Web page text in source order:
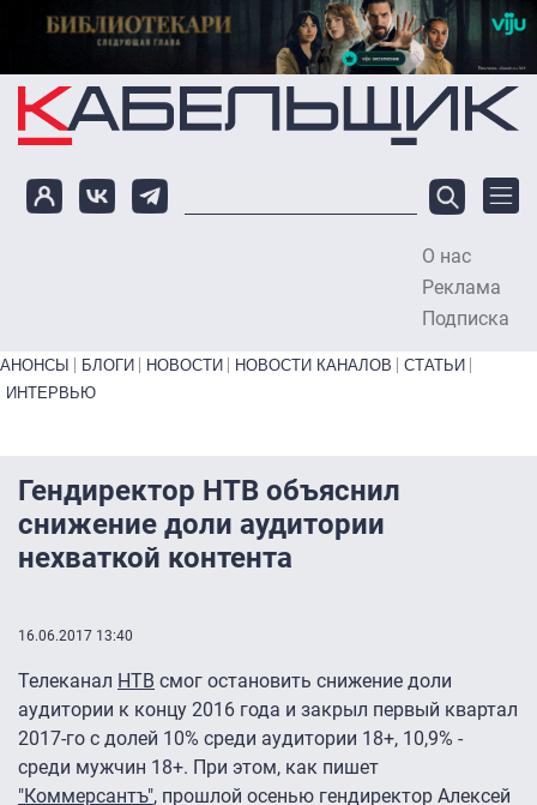
Перейти к основному содержанию
О нас
Реклама
Подписка
Primary links bottom
АНОНСЫ БЛОГИ НОВОСТИ НОВОСТИ КАНАЛОВ
СТАТЬИ
ИНТЕРВЬЮ
Гендиректор НТВ объяснил
снижение доли аудитории
нехваткой контента
16.06.2017 13:40
Телеканал НТВ смог остановить снижение доли
аудитории к концу 2016 года и закрыл первый квартал
2017-го с долей 10% среди аудитории 18+, 10,9% -
среди мужчин 18+. При этом, как пишет
"Коммерсантъ", прошлой осенью гендиректор Алексей